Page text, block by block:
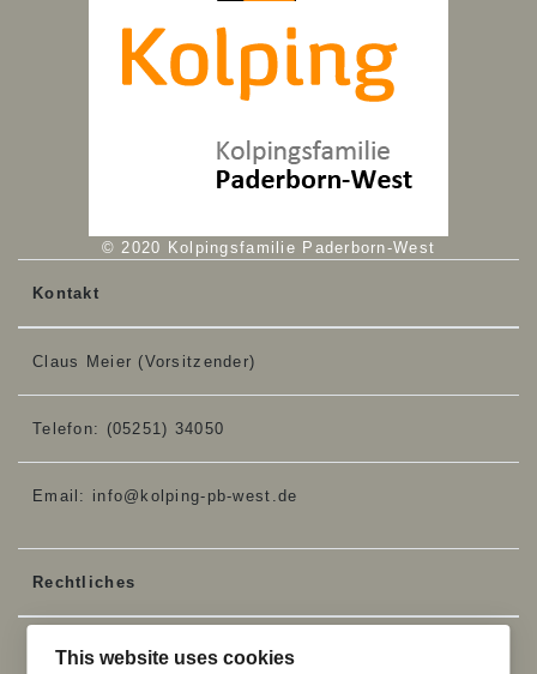
© 2020 Kolpingsfamilie Paderborn-West
Kontakt
Claus Meier (Vorsitzender)
Telefon: (05251) 34050
Email: info@kolping-pb-west.de
Rechtliches
Impressum
This website uses cookies